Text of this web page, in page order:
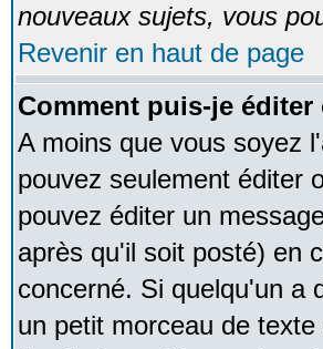
nouveaux sujets, vous
Revenir en haut de page
Comment puis-je
A moins que vous soyez
pouvez seulement éditer
pouvez éditer un
après qu'il soit posté) en
concerné. Si quelqu'un a
un petit morceau de